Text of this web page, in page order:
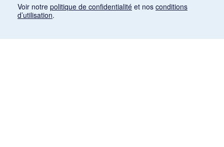
Voir notre politique de confidentialité et nos conditions
d’utilisation.